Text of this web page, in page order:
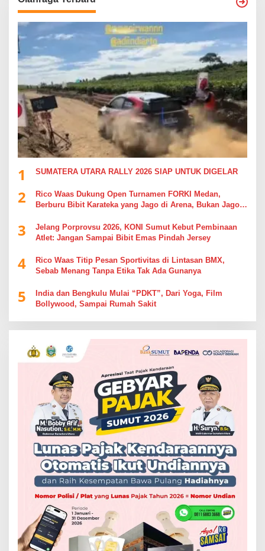
1 SUMATERA UTARA RALLY 2026 SIAP UNTUK DIGELAR
2
Rico Waas Dukung Open Turnamen FORKI Medan,
Berburu Bibit Karateka yang Jago di Arena, Bukan Jago
3
Jelang Porprovsu 2026, KONI Sumut Kebut Pembinaan
Atlet: Jangan Sampai Bibit Emas Pindah Jersey
4
Rico Waas Titip Pesan Sportivitas di Lintasan BMX,
Sebab Menang Tanpa Etika Tak Ada Gunanya
5
India dan Bengkulu Mulai “PDKT”, Dari Yoga, Film
Bollywood, Sampai Rumah Sakit